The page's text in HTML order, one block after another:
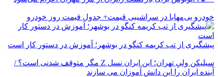
خودرو بی‌مهابا در سراشیبی قیمت+ جدول قیمت روز خودرو
پیشگیری از تب کریمه کنگو در بوشهر؛ آموزش در دستور کار است
سیلیکن ولیِ تهران؛ این ایران نسل Z مگر متوقف شدنی است؟ /
آینده ایران را این دانش آموزان می سازند